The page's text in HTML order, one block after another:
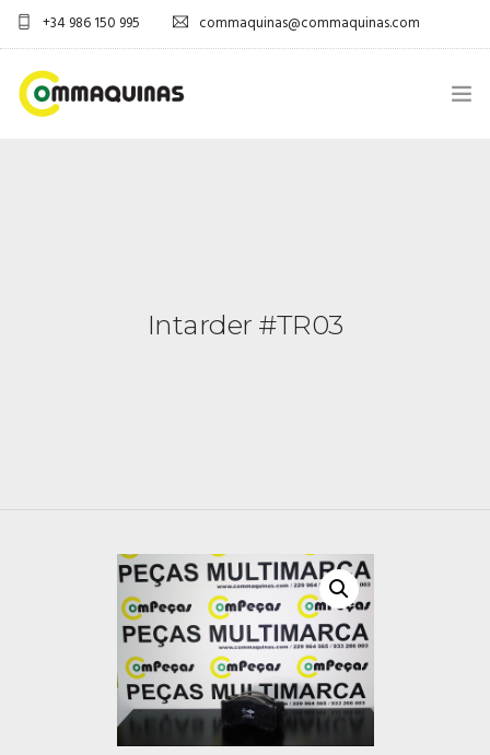
+34 986 150 995 commaquinas@commaquinas.com
DESCARGAR PDFIntarder #TR03